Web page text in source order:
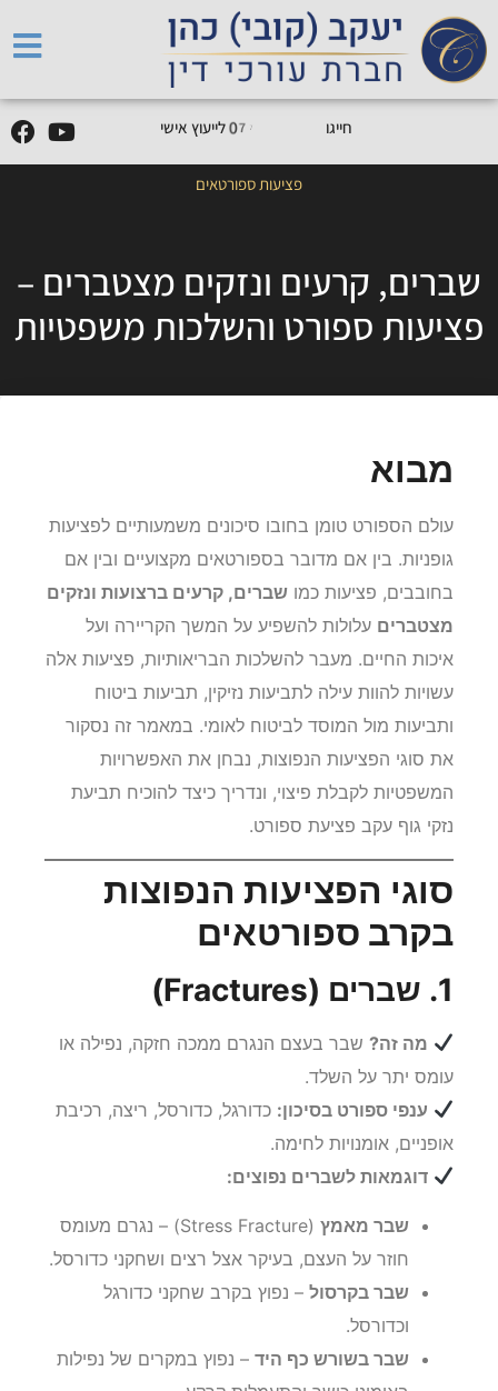
חייגו 07 7 לייעוץ אישי
פציעות ספורטאים
שברים, קרעים ונזקים מצטברים –
פציעות ספורט והשלכות משפטיות
מבוא
עולם הספורט טומן בחובו סיכונים משמעותיים לפציעות
גופניות. בין אם מדובר בספורטאים מקצועיים ובין אם
בחובבים, פציעות כמו שברים, קרעים ברצועות ונזקים
מצטברים עלולות להשפיע על המשך הקריירה ועל
איכות החיים. מעבר להשלכות הבריאותיות, פציעות אלה
עשויות להוות עילה לתביעות נזיקין, תביעות ביטוח
ותביעות מול המוסד לביטוח לאומי. במאמר זה נסקור
את סוגי הפציעות הנפוצות, נבחן את האפשרויות
המשפטיות לקבלת פיצוי, ונדריך כיצד להוכיח תביעת
נזקי גוף עקב פציעת ספורט.
סוגי הפציעות הנפוצות
בקרב ספורטאים
1. שברים (Fractures)
מה זה? שבר בעצם הנגרם ממכה חזקה, נפילה או
עומס יתר על השלד.
ענפי ספורט בסיכון: כדורגל, כדורסל, ריצה, רכיבת
אופניים, אומנויות לחימה.
דוגמאות לשברים נפוצים:
שבר מאמץ
(Stress Fracture) – נגרם מעומס
חוזר על העצם, בעיקר אצל רצים ושחקני כדורסל.
שבר בקרסול – נפוץ בקרב שחקני כדורגל
וכדורסל.
שבר בשורש כף היד – נפוץ במקרים של נפילות